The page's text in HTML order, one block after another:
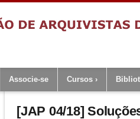
Associe-se Cursos
[JAP 04/18]